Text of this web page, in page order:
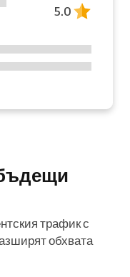
5.0
трафик с
обхвата